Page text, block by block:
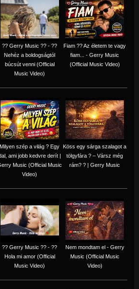
?? Gerry Music ?? - ??
Nehéz a boldogságtól
búcsút venni (Official
Music Video)
Fiam ?‍? Az életem te vagy
fiam... - Gerry Music
(Official Music Video)
Milyen szép a világ ? Egy
ami jobb kedvre derít |
Music (Official Music
Video)
Köss egy sárga szalagot a
tölgyfára ?️ – Vársz még
rám? ? | Gerry Music
?? Gerry Music ?? - ??
Hola mi amor (Official
Music Video)
Nem mondtam el - Gerry
Music (Official Music
Video)